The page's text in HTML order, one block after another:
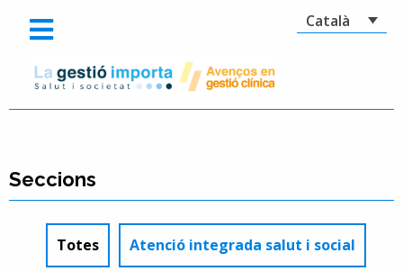
Català
Seccions
Totes Atenció integrada salut i social